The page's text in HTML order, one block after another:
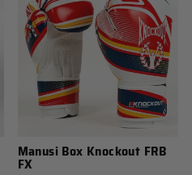
Manusi Box Knockout FRB
FX